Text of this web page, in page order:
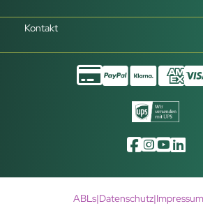
Kontakt
ABLs|Datenschutz|Impressum